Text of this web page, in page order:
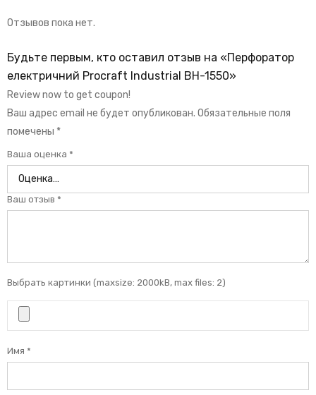
Отзывов пока нет.
Будьте первым, кто оставил отзыв на «Перфоратор
електричний Procraft Industrial BH-1550»
Review now to get coupon!
Ваш адрес email не будет опубликован. Обязательные поля
помечены *
Ваша оценка *
Ваш отзыв *
Выбрать картинки (maxsize: 2000kB, max files: 2)
Имя *